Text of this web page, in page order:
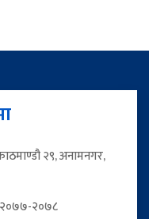
२९, अनामनगर,
२०७७-२०७८